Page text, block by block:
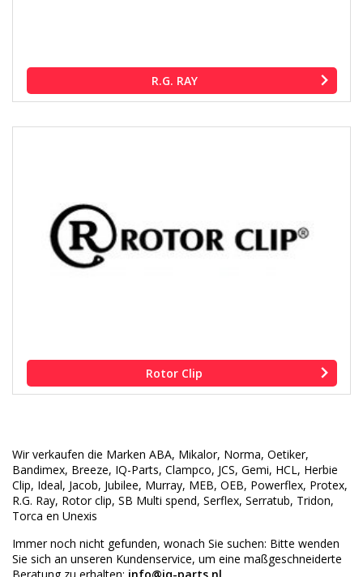
R.G. RAY
Rotor Clip
Wir verkaufen die Marken ABA, Mikalor, Norma, Oetiker,
Bandimex, Breeze, IQ-Parts, Clampco, JCS, Gemi, HCL, Herbie
Clip, Ideal, Jacob, Jubilee, Murray, MEB, OEB, Powerflex, Protex,
R.G. Ray, Rotor clip, SB Multi spend, Serflex, Serratub, Tridon,
Torca en Unexis
Immer noch nicht gefunden, wonach Sie suchen: Bitte wenden
Sie sich an unseren Kundenservice, um eine maßgeschneiderte